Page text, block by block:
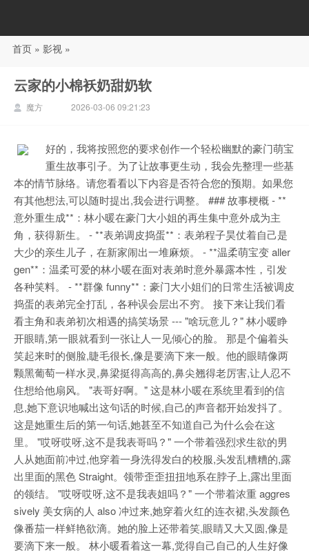
88影视
首页 » 影视 »
云家的小棉袄奶甜奶软
魔方 2026-03-06 09:21:23
好的，我将按照您的要求创作一个轻松幽默的豪门萌宝
重生故事引子。为了让故事更生动，我会先整理一些基
本的情节脉络。请您看看以下内容是否符合您的预期。如果您
有其他想法,可以随时提出,我会进行调整。 ### 故事梗概 - **
意外重生成**：林小暖在豪门大小姐的再生集中意外成为主
角，获得新生。 - **表弟调皮捣蛋**：表弟程子昊仗着自己是
大少的亲生儿子，在新家闹出一堆麻烦。 - **温柔萌宝变 aller
gen**：温柔可爱的林小暖在面对表弟时意外暴露本性，引发
各种笑料。 - **群像 funny**：豪门大小姐们的日常生活被调皮
捣蛋的表弟完全打乱，各种误会层出不穷。 接下来让我们看
看主角和表弟初次相遇的搞笑场景 --- "啥玩意儿？" 林小暖睁
开眼睛,第一眼就看到一张让人一见倾心的脸。 那是个偏着头
笑起来时的侧脸,睫毛很长,像是要滴下来一般。他的眼睛像两
颗黑葡萄一样水灵,鼻梁挺得高高的,鼻尖翘得老厉害,让人忍不
住想给他扇风。 "表哥好啊。" 这是林小暖在系统里看到的信
息,她下意识地喊出这句话的时候,自己的声音都开始发抖了。
这是她重生后的第一句话,她甚至不知道自己为什么会在这
里。 "哎呀哎呀,这不是我表哥吗？" 一个带着强烈求生欲的男
人从她面前冲过,他穿着一身洗得发白的校服,头发乱糟糟的,露
出里面的黑色 Straight。领带歪歪扭扭地系在脖子上,露出里面
的领结。 "哎呀哎呀,这不是我表姐吗？" 一个带着浓重 aggres
sively 美女病的人 also 冲过来,她穿着火红的连衣裙,头发颜色
像番茄一样鲜艳欲滴。她的脸上还带着笑,眼睛又大又圆,像是
要滴下来一般。 林小暖看着这一幕,觉得自己自己的人生好像